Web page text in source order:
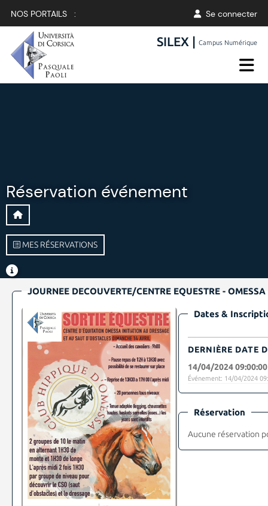
NOS PORTAILS : Se connecter
SILEX |Campus Numérique
Réservation événement
MES RÉSERVATIONS
JOURNEE DECOUVERTE/CENTRE EQUESTRE - OMESSA
Dates &
DERNIÈRE DATE
14/04/2024 09:00:00
Événement: 14/04/2024
Réservation
Aucune réservation